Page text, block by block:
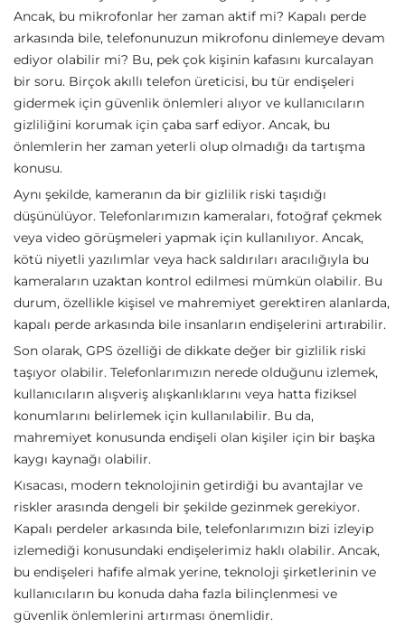
Ancak, bu mikrofonlar her zaman aktif mi? Kapalı perde
arkasında bile, telefonunuzun mikrofonu dinlemeye devam
ediyor olabilir mi? Bu, pek çok kişinin kafasını kurcalayan
bir soru. Birçok akıllı telefon üreticisi, bu tür endişeleri
gidermek için güvenlik önlemleri alıyor ve kullanıcıların
gizliliğini korumak için çaba sarf ediyor. Ancak, bu
önlemlerin her zaman yeterli olup olmadığı da tartışma
konusu.
Aynı şekilde, kameranın da bir gizlilik riski taşıdığı
düşünülüyor. Telefonlarımızın kameraları, fotoğraf çekmek
veya video görüşmeleri yapmak için kullanılıyor. Ancak,
kötü niyetli yazılımlar veya hack saldırıları aracılığıyla bu
kameraların uzaktan kontrol edilmesi mümkün olabilir. Bu
durum, özellikle kişisel ve mahremiyet gerektiren alanlarda,
kapalı perde arkasında bile insanların endişelerini artırabilir.
Son olarak, GPS özelliği de dikkate değer bir gizlilik riski
taşıyor olabilir. Telefonlarımızın nerede olduğunu izlemek,
kullanıcıların alışveriş alışkanlıklarını veya hatta fiziksel
konumlarını belirlemek için kullanılabilir. Bu da,
mahremiyet konusunda endişeli olan kişiler için bir başka
kaygı kaynağı olabilir.
Kısacası, modern teknolojinin getirdiği bu avantajlar ve
riskler arasında dengeli bir şekilde gezinmek gerekiyor.
Kapalı perdeler arkasında bile, telefonlarımızın bizi izleyip
izlemediği konusundaki endişelerimiz haklı olabilir. Ancak,
bu endişeleri hafife almak yerine, teknoloji şirketlerinin ve
kullanıcıların bu konuda daha fazla bilinçlenmesi ve
güvenlik önlemlerini artırması önemlidir.